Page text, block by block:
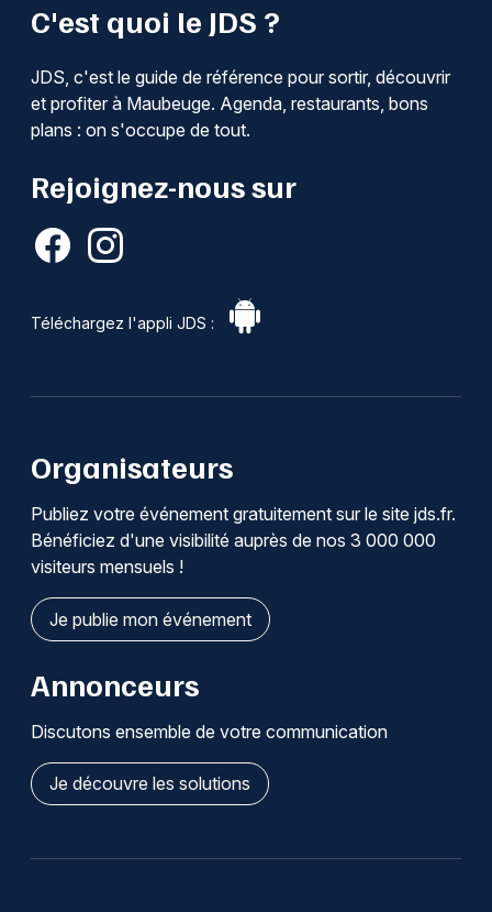
C'est quoi le JDS ?
JDS, c'est le guide de référence pour sortir, découvrir
et profiter à Maubeuge. Agenda, restaurants, bons
plans : on s'occupe de tout.
Rejoignez-nous sur
Téléchargez l'appli JDS :
Organisateurs
Publiez votre événement gratuitement sur le site jds.fr.
Bénéficiez d'une visibilité auprès de nos 3 000 000
visiteurs mensuels !
Je publie mon événement
Annonceurs
Discutons ensemble de votre communication
Je découvre les solutions